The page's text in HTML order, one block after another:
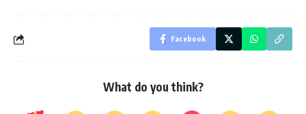
Facebook
What do you think?